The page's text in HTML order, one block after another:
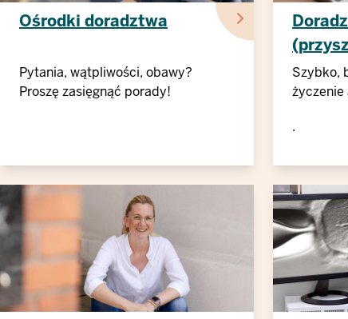
Ośrodki doradztwa
Pytania, wątpliwości, obawy?
Proszę zasięgnąć porady!
Szybko,
życzenie
.